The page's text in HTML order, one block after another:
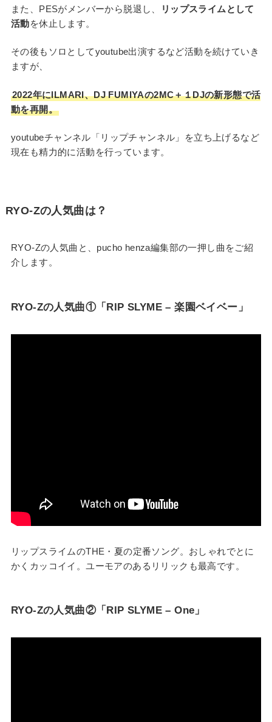
また、PESがメンバーから脱退し、
リップスライムとして
活動を休止します。
その後もソロとしてyoutube出演するなど活動を続けていき
ますが、
2022年にILMARI、DJ FUMIYAの2MC＋１DJの新形態で活
動を再開。
youtubeチャンネル「リップチャンネル」を立ち上げるなど
現在も精力的に活動を行っています。
RYO-Zの人気曲は？
RYO-Zの人気曲と、pucho henza編集部の一押し曲をご紹
介します。
RYO-Zの人気曲①「RIP SLYME – 楽園ベイベー」
リップスライムのTHE・夏の定番ソング。おしゃれでとに
かくカッコイイ。ユーモアのあるリリックも最高です。
RYO-Zの人気曲②「RIP SLYME – One」